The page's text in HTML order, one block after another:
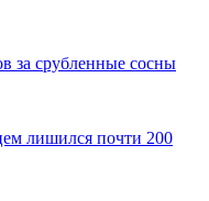
за срубленные сосны
лишился почти 200